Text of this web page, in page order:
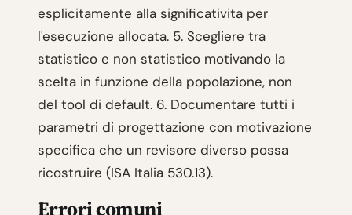
esplicitamente alla significativita per
l'esecuzione allocata. 5. Scegliere tra
statistico e non statistico motivando la
scelta in funzione della popolazione, non
del tool di default. 6. Documentare tutti i
parametri di progettazione con motivazione
specifica che un revisore diverso possa
ricostruire (ISA Italia 530.13).
Errori comuni